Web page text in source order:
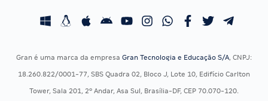
Concursos Fiscais
Concursos Saúde
Calendário OAB
Gran é uma marca da empresa Gran Tecnologia e Educação S/A, CNPJ:
18.260.822/0001-77, SBS Quadra 02, Bloco J, Lote 10, Edifício Carlton
Tower, Sala 201, 2º Andar, Asa Sul, Brasília-DF, CEP 70.070-120.